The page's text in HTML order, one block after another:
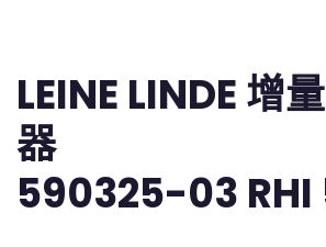
LEINE LINDE 增
器
590325-03 RHI